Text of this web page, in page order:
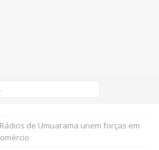
Rádios de Umuarama unem forças em